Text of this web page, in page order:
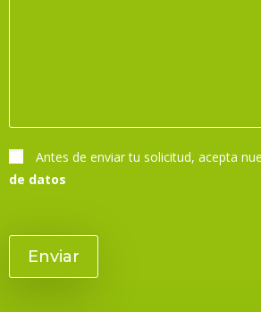
Antes de enviar tu solicitud, acepta
de datos